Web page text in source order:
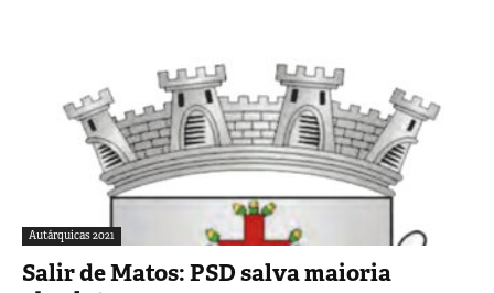
Autárquicas 2021
Salir de Matos: PSD salva maioria